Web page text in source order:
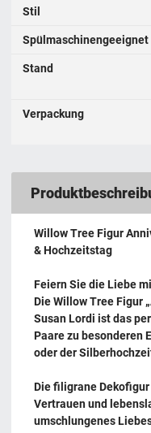
Stil
Spülmaschinengeeignet
Stand
Verpackung
Willow Tree Figur
& Hochzeitstag
Feiern Sie die Liebe
Die Willow Tree Figur
Susan Lordi ist das
Paare zu besonderen
oder der
Die filigrane
Vertrauen und
umschlungenes